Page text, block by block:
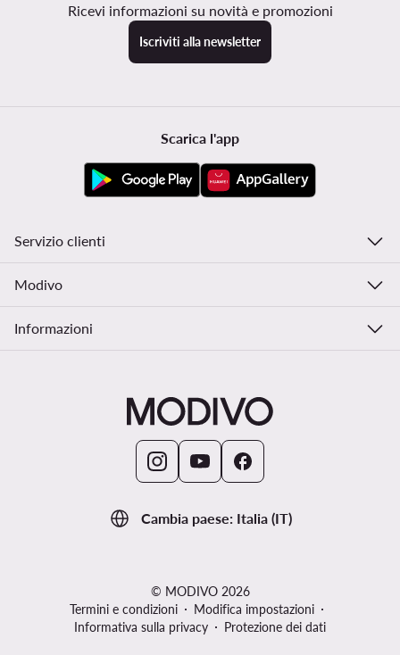
Ricevi informazioni su novità e promozioni
Iscriviti alla newsletter
Cambia paese: Italia (IT)
Scarica l'app
Servizio clienti
Modivo
Informazioni
© MODIVO 2026
Termini e condizioni
Modifica impostazioni
Informativa sulla privacy
Protezione dei dati